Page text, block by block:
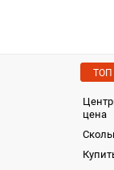
ТОП
цена